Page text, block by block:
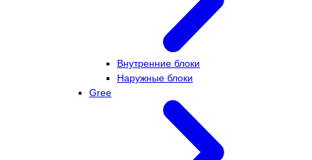
Внутренние блоки
Наружные блоки
Gree